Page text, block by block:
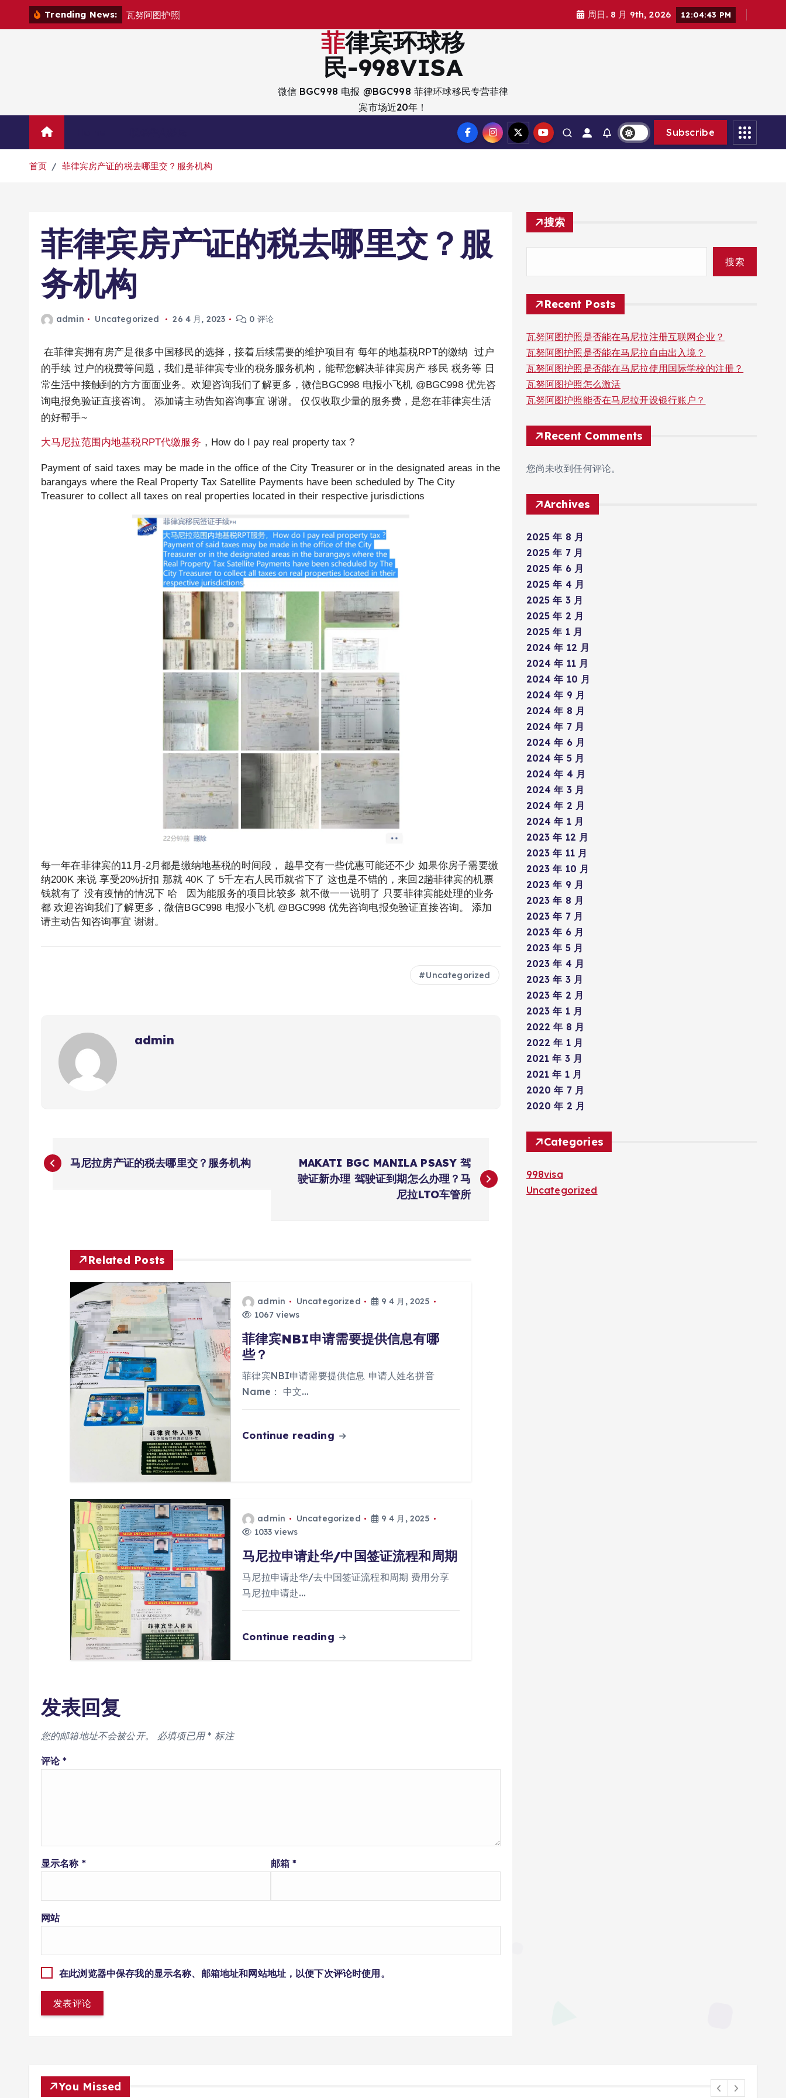
Trending News: 瓦努阿图护照 周日. 8 月 9th, 2026 12:04:44 PM
菲律宾环球移
民-998VISA
微信 BGC998 电报 @BGC998 菲律环球移民专营菲律
宾市场近20年！
Subscribe
首页 菲律宾房产证的税去哪里交？服务机构
菲律宾房产证的税去哪里交？服
务机构
admin Uncategorized 26 4 月, 2023 0 评论
在菲律宾拥有房产是很多中国移民的选择，接着后续需要的维护项目有 每年的地基税RPT的缴纳 过户
的手续 过户的税费等问题，我们是菲律宾专业的税务服务机构，能帮您解决菲律宾房产 移民 税务等 日
常生活中接触到的方方面面业务。欢迎咨询我们了解更多，微信BGC998 电报小飞机 @BGC998 优先咨
询电报免验证直接咨询。 添加请主动告知咨询事宜 谢谢。 仅仅收取少量的服务费，是您在菲律宾生活
的好帮手~
大马尼拉范围内地基税RPT代缴服务 ，How do I pay real property tax ?
Payment of said taxes may be made in the office of the City Treasurer or in the designated areas in the
barangays where the Real Property Tax Satellite Payments have been scheduled by The City
Treasurer to collect all taxes on real properties located in their respective jurisdictions
每一年在菲律宾的11月-2月都是缴纳地基税的时间段， 越早交有一些优惠可能还不少 如果你房子需要缴
纳200K 来说 享受20%折扣 那就 40K 了 5千左右人民币就省下了 这也是不错的，来回2趟菲律宾的机票
钱就有了 没有疫情的情况下 哈 因为能服务的项目比较多 就不做一一说明了 只要菲律宾能处理的业务
都 欢迎咨询我们了解更多，微信BGC998 电报小飞机 @BGC998 优先咨询电报免验证直接咨询。 添加
请主动告知咨询事宜 谢谢。
Uncategorized
admin
文
马尼拉房产证的税去哪里交？服务机构
MAKATI BGC MANILA PSASY 驾
驶证新办理 驾驶证到期怎么办理？马
尼拉LTO车管所
Related Posts
admin Uncategorized
9 4 月, 2025
1067 views
菲律宾NBI申请需要提供信息有哪
些？
菲律宾NBI申请需要提供信息 申请人姓名拼音
Name： 中文…
Continue reading
admin Uncategorized
9 4 月, 2025
1033 views
马尼拉申请赴华/中国签证流程和周期
马尼拉申请赴华/去中国签证流程和周期 费用分享
马尼拉申请赴…
Continue reading
发表回复
您的邮箱地址不会被公开。 必填项已用* 标注
评论*
显示名称 * 邮箱*
网站
在此浏览器中保存我的显示名称、邮箱地址和网站地址，以便下次评论时使用。
搜索
搜索
Recent Posts
瓦努阿图护照是否能在马尼拉注册互联网企业？
瓦努阿图护照是否能在马尼拉自由出入境？
瓦努阿图护照是否能在马尼拉使用国际学校的注册？
瓦努阿图护照怎么激活
瓦努阿图护照能否在马尼拉开设银行账户？
Recent Comments
您尚未收到任何评论。
Archives
2025 年 8 月
2025 年 7 月
2025 年 6 月
2025 年 4 月
2025 年 3 月
2025 年 2 月
2025 年 1 月
2024 年 12 月
2024 年 11 月
2024 年 10 月
2024 年 9 月
2024 年 8 月
2024 年 7 月
2024 年 6 月
2024 年 5 月
2024 年 4 月
2024 年 3 月
2024 年 2 月
2024 年 1 月
2023 年 12 月
2023 年 11 月
2023 年 10 月
2023 年 9 月
2023 年 8 月
2023 年 7 月
2023 年 6 月
2023 年 5 月
2023 年 4 月
2023 年 3 月
2023 年 2 月
2023 年 1 月
2022 年 8 月
2022 年 1 月
2021 年 3 月
2021 年 1 月
2020 年 7 月
2020 年 2 月
Categories
998visa
Uncategorized
You Missed